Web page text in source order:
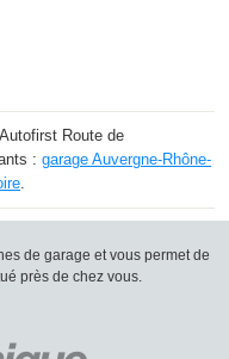
Route de
: garage Auvergne-Rhône-
.
de garage et vous permet de
près de chez vous.